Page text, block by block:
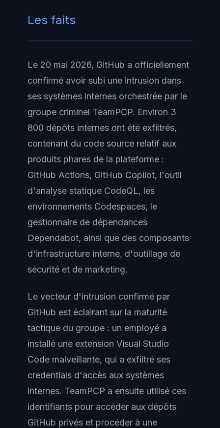
Les faits
Le 20 mai 2026, GitHub a officiellement
confirmé avoir subi une intrusion dans
ses systèmes internes orchestrée par le
groupe criminel TeamPCP. Environ 3
800 dépôts internes ont été exfiltrés,
contenant du code source relatif aux
produits phares de la plateforme :
GitHub Actions, GitHub Copilot, l'outil
d'analyse statique CodeQL, les
environnements Codespaces, le
gestionnaire de dépendances
Dependabot, ainsi que des composants
d'infrastructure interne, d'outillage de
sécurité et de marketing.
Le vecteur d'intrusion confirmé par
GitHub est éclairant sur la maturité
tactique du groupe : un employé a
installé une extension Visual Studio
Code malveillante, qui a exfiltré ses
credentials d'accès aux systèmes
internes. TeamPCP a ensuite utilisé ces
identifiants pour accéder aux dépôts
GitHub privés et procéder à une